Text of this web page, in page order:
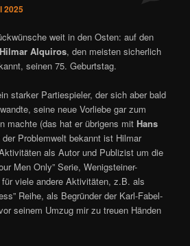
2025
weit in den Osten: auf den
Hilmar Alquiros, den meisten sicherlich
seinen 75. Geburtstag.
starker Partiespieler, der sich aber bald
seine neue Vorliebe gar zum
machte (das hat er übrigens mit Hans
Problemwelt bekannt ist Hilmar
als Autor und Publizist um die
Men Only” Serie, Wenigsteiner-
viele andere Aktivitäten, z.B. als
Reihe, als Begründer der Karl-Fabel-
seinem Umzug mir zu treuen Händen